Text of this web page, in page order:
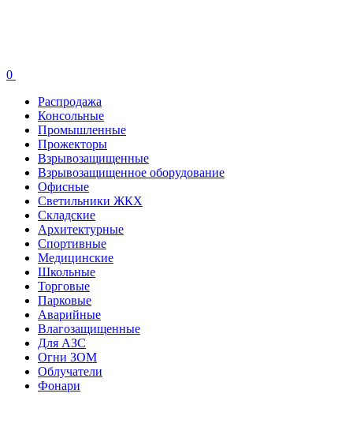
0
Распродажа
Консольные
Промышленные
Прожекторы
Взрывозащищенные
Взрывозащищенное оборудование
Офисные
Cветильники ЖКХ
Складские
Архитектурные
Спортивные
Медицинские
Школьные
Торговые
Парковые
Аварийные
Влагозащищенные
Для АЗС
Огни ЗОМ
Облучатели
Фонари